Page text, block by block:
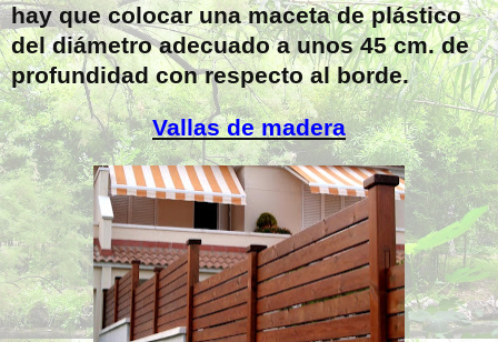
hay que colocar una maceta de plástico
del diámetro adecuado a unos 45 cm. de
profundidad con respecto al borde.
Vallas de madera